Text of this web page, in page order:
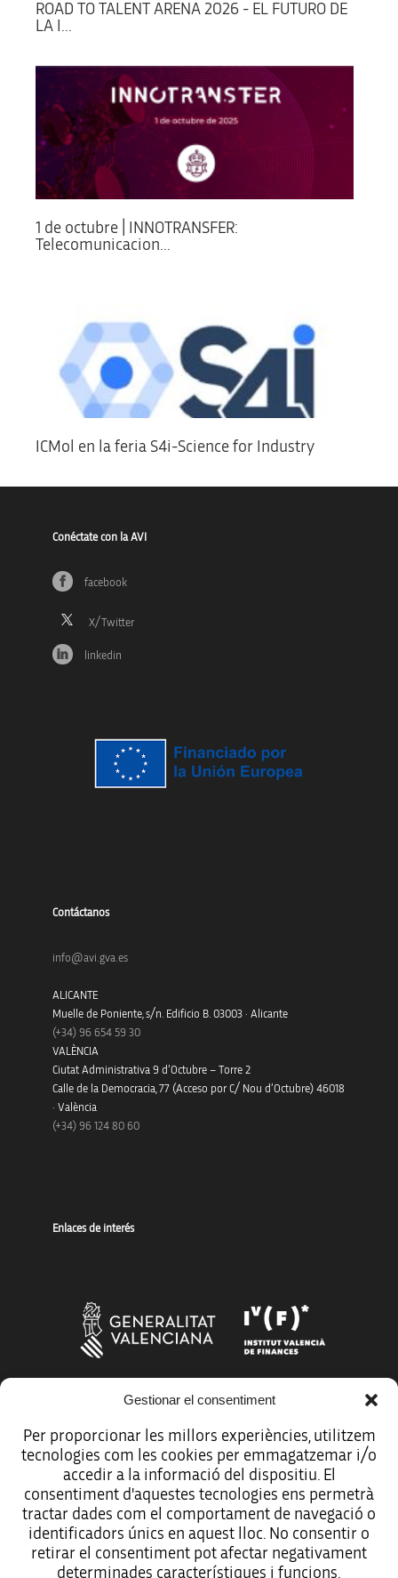
Gestionar el consentiment
Per proporcionar les millors experiències, utilitzem
tecnologies com les cookies per emmagatzemar i/o
accedir a la informació del dispositiu. El
consentiment d'aquestes tecnologies ens permetrà
tractar dades com el comportament de navegació o
identificadors únics en aquest lloc. No consentir o
retirar el consentiment pot afectar negativament
determinades característiques i funcions.
ROAD TO TALENT ARENA 2026 - EL FUTURO DE
LA I...
1 de octubre | INNOTRANSFER:
Telecomunicacion...
ICMol en la feria S4i-Science for Industry
Conéctate con la AVI
facebook
linkedin
Contáctanos
info@avi.gva.es
ALICANTE
Muelle de Poniente, s/n. Edificio B. 03003 · Alicante
(+34) 96 654 59 30
VALÈNCIA
Ciutat Administrativa 9 d’Octubre – Torre 2
Calle de la Democracia, 77 (Acceso por C/ Nou d’Octubre) 46018
· València
(+34) 96 124 80 60
Enlaces de interés
Avíso legal
Política de protección de datos